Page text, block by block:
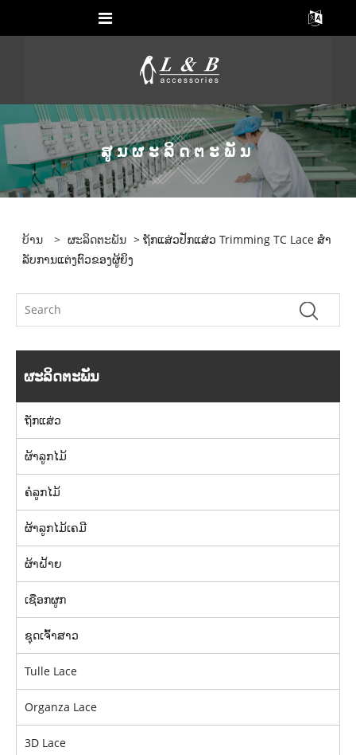
ສູນຜະລິດຕະພັນ
ບ້ານ > ຜະລິດຕະພັນ > ຖັກແສ່ວປັກແສ່ວ Trimming TC Lace ສໍາ
ລັບການແຕ່ງຕົວຂອງຜູ້ຍິງ
ຜະລິດຕະພັນ
ຖັກແສ່ວ
ຜ້າລູກໄມ້
ຄໍລູກໄມ້
ຜ້າລູກໄມ້ເຄມີ
ຜ້າຝ້າຍ
ເຊືອກຜູກ
ຊຸດເຈົ້າສາວ
Tulle Lace
Organza Lace
3D Lace